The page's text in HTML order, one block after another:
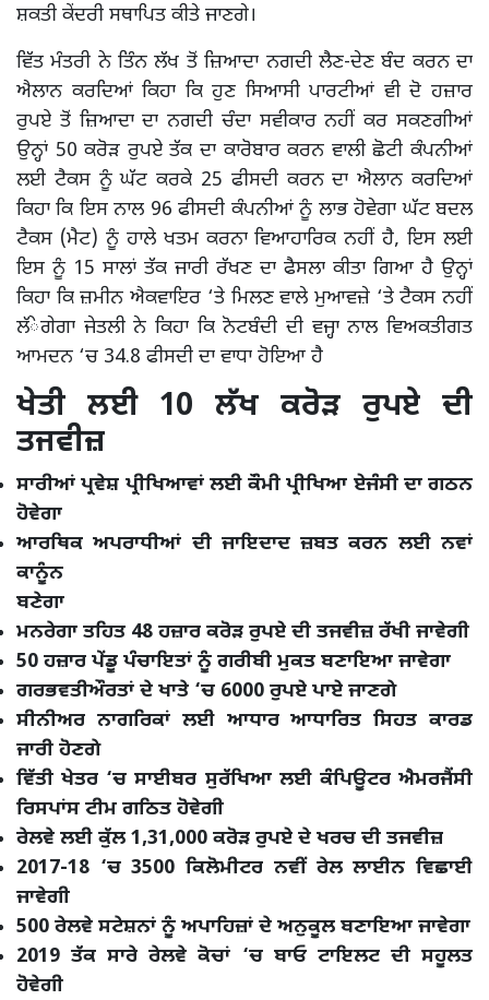
ਸ਼ਕਤੀ ਕੇਂਦਰੀ ਸਥਾਪਿਤ ਕੀਤੇ ਜਾਣਗੇ।
ਵਿੱਤ ਮੰਤਰੀ ਨੇ ਤਿੰਨ ਲੱਖ ਤੋਂ ਜ਼ਿਆਦਾ ਨਗਦੀ ਲੈਣ-ਦੇਣ ਬੰਦ ਕਰਨ ਦਾ
ਐਲਾਨ ਕਰਦਿਆਂ ਕਿਹਾ ਕਿ ਹੁਣ ਸਿਆਸੀ ਪਾਰਟੀਆਂ ਵੀ ਦੋ ਹਜ਼ਾਰ
ਰੁਪਏ ਤੋਂ ਜ਼ਿਆਦਾ ਦਾ ਨਗਦੀ ਚੰਦਾ ਸਵੀਕਾਰ ਨਹੀਂ ਕਰ ਸਕਣਗੀਆਂ
ਉਨ੍ਹਾਂ 50 ਕਰੋੜ ਰੁਪਏ ਤੱਕ ਦਾ ਕਾਰੋਬਾਰ ਕਰਨ ਵਾਲੀ ਛੋਟੀ ਕੰਪਨੀਆਂ
ਲਈ ਟੈਕਸ ਨੂੰ ਘੱਟ ਕਰਕੇ 25 ਫੀਸਦੀ ਕਰਨ ਦਾ ਐਲਾਨ ਕਰਦਿਆਂ
ਕਿਹਾ ਕਿ ਇਸ ਨਾਲ 96 ਫੀਸਦੀ ਕੰਪਨੀਆਂ ਨੂੰ ਲਾਭ ਹੋਵੇਗਾ ਘੱਟ ਬਦਲ
ਟੈਕਸ (ਮੈਟ) ਨੂੰ ਹਾਲੇ ਖਤਮ ਕਰਨਾ ਵਿਆਹਾਰਿਕ ਨਹੀਂ ਹੈ, ਇਸ ਲਈ
ਇਸ ਨੂੰ 15 ਸਾਲਾਂ ਤੱਕ ਜਾਰੀ ਰੱਖਣ ਦਾ ਫੈਸਲਾ ਕੀਤਾ ਗਿਆ ਹੈ ਉਨ੍ਹਾਂ
ਕਿਹਾ ਕਿ ਜ਼ਮੀਨ ਐਕਵਾਇਰ ‘ਤੇ ਮਿਲਣ ਵਾਲੇ ਮੁਆਵਜ਼ੇ ‘ਤੇ ਟੈਕਸ ਨਹੀਂ
ਲੱੇਗੇਗਾ ਜੇਤਲੀ ਨੇ ਕਿਹਾ ਕਿ ਨੋਟਬੰਦੀ ਦੀ ਵਜ੍ਹਾ ਨਾਲ ਵਿਅਕਤੀਗਤ
ਆਮਦਨ ‘ਚ 34.8 ਫੀਸਦੀ ਦਾ ਵਾਧਾ ਹੋਇਆ ਹੈ
ਖੇਤੀ ਲਈ 10 ਲੱਖ ਕਰੋੜ ਰੁਪਏ ਦੀ
ਤਜਵੀਜ਼
ਸਾਰੀਆਂ ਪ੍ਰਵੇਸ਼ ਪ੍ਰੀਖਿਆਵਾਂ ਲਈ ਕੌਮੀ ਪ੍ਰੀਖਿਆ ਏਜੰਸੀ ਦਾ ਗਠਨ
ਹੋਵੇਗਾ
ਆਰਥਿਕ ਅਪਰਾਧੀਆਂ ਦੀ ਜਾਇਦਾਦ ਜ਼ਬਤ ਕਰਨ ਲਈ ਨਵਾਂ
ਕਾਨੂੰਨ
ਬਣੇਗਾ
ਮਨਰੇਗਾ ਤਹਿਤ 48 ਹਜ਼ਾਰ ਕਰੋੜ ਰੁਪਏ ਦੀ ਤਜਵੀਜ਼ ਰੱਖੀ ਜਾਵੇਗੀ
50 ਹਜ਼ਾਰ ਪੇਂਡੂ ਪੰਚਾਇਤਾਂ ਨੂੰ ਗਰੀਬੀ ਮੁਕਤ ਬਣਾਇਆ ਜਾਵੇਗਾ
ਗਰਭਵਤੀਔਰਤਾਂ ਦੇ ਖਾਤੇ ‘ਚ 6000 ਰੁਪਏ ਪਾਏ ਜਾਣਗੇ
ਸੀਨੀਅਰ ਨਾਗਰਿਕਾਂ ਲਈ ਆਧਾਰ ਆਧਾਰਿਤ ਸਿਹਤ ਕਾਰਡ
ਜਾਰੀ ਹੋਣਗੇ
ਵਿੱਤੀ ਖੇਤਰ ‘ਚ ਸਾਈਬਰ ਸੁਰੱਖਿਆ ਲਈ ਕੰਪਿਊਟਰ ਐਮਰਜੈਂਸੀ
ਰਿਸਪਾਂਸ ਟੀਮ ਗਠਿਤ ਹੋਵੇਗੀ
ਰੇਲਵੇ ਲਈ ਕੁੱਲ 1,31,000 ਕਰੋੜ ਰੁਪਏ ਦੇ ਖਰਚ ਦੀ ਤਜਵੀਜ਼
2017-18 ‘ਚ 3500 ਕਿਲੋਮੀਟਰ ਨਵੀਂ ਰੇਲ ਲਾਈਨ ਵਿਛਾਈ
ਜਾਵੇਗੀ
500 ਰੇਲਵੇ ਸਟੇਸ਼ਨਾਂ ਨੂੰ ਅਪਾਹਿਜ਼ਾਂ ਦੇ ਅਨੁਕੂਲ ਬਣਾਇਆ ਜਾਵੇਗਾ
2019 ਤੱਕ ਸਾਰੇ ਰੇਲਵੇ ਕੋਚਾਂ ‘ਚ ਬਾਓ ਟਾਇਲਟ ਦੀ ਸਹੂਲਤ
ਹੋਵੇਗੀ